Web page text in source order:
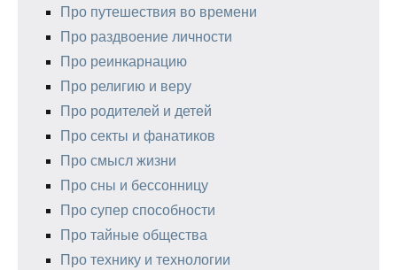
Про путешествия во времени
Про раздвоение личности
Про реинкарнацию
Про религию и веру
Про родителей и детей
Про секты и фанатиков
Про смысл жизни
Про сны и бессонницу
Про супер способности
Про тайные общества
Про технику и технологии